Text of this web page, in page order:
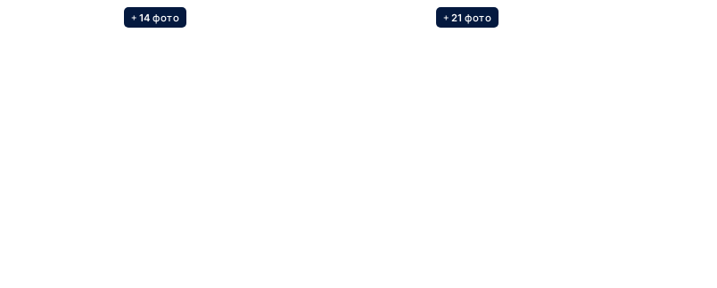
+ 14 фото + 21 фото